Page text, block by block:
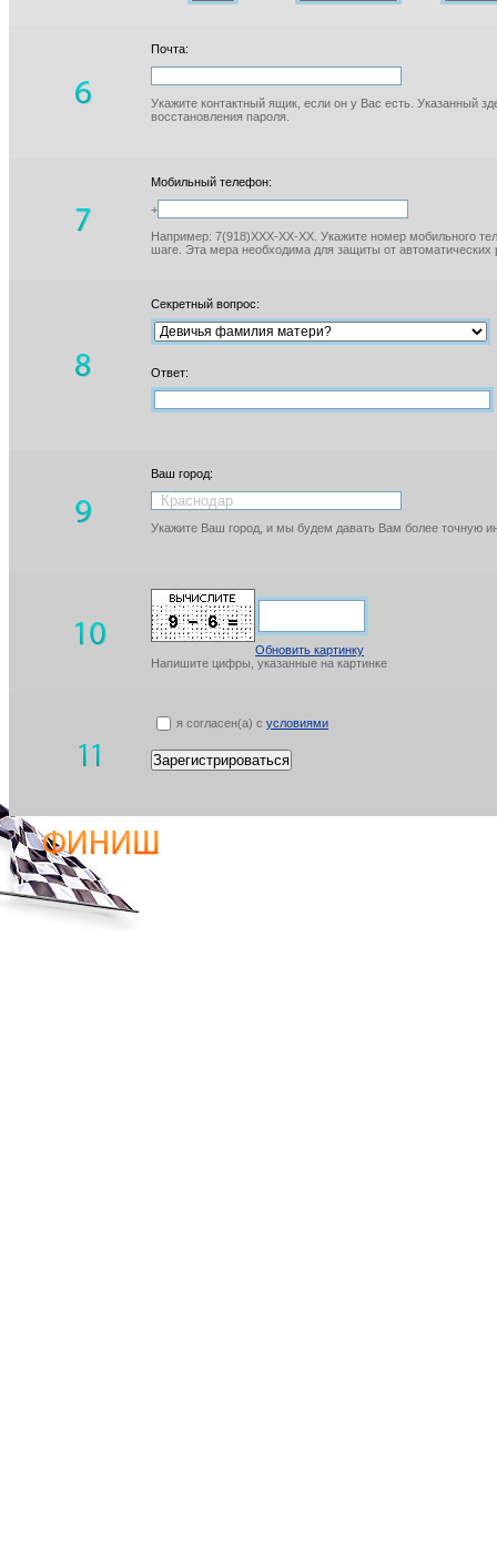
Почта:
Укажите контактный ящик, если он у Вас есть. Указанный
восстановления пароля.
Мобильный телефон:
+
Например: 7(918)XXX-XX-XX. Укажите номер мобильного
шаге. Эта мера необходима для защиты от автоматических
Секретный вопрос:
Ответ:
Ваш город:
Укажите Ваш город, и мы будем давать Вам более точную
Обновить картинку
Напишите цифры, указанные на картинке
я согласен(а) с условиями
Зарегистрироваться